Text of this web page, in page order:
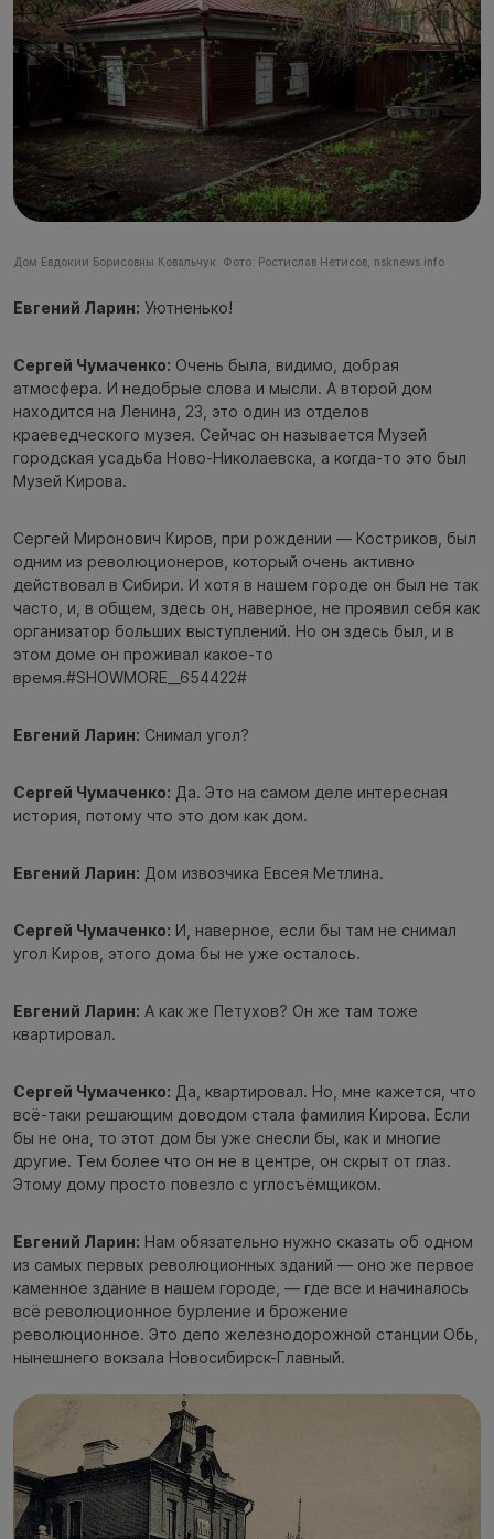
Дом Евдокии Борисовны Ковальчук. Фото: Ростислав Нетисов, nsknews.info
Евгений Ларин: Уютненько!
Сергей Чумаченко: Очень была, видимо, добрая
атмосфера. И недобрые слова и мысли. А второй дом
находится на Ленина, 23, это один из отделов
краеведческого музея. Сейчас он называется Музей
городская усадьба Ново-Николаевска, а когда-то это был
Музей Кирова.
Сергей Миронович Киров, при рождении — Костриков, был
одним из революционеров, который очень активно
действовал в Сибири. И хотя в нашем городе он был не так
часто, и, в общем, здесь он, наверное, не проявил себя как
организатор больших выступлений. Но он здесь был, и в
этом доме он проживал какое-то
время.#SHOWMORE__654422#
Евгений Ларин: Снимал угол?
Сергей Чумаченко: Да. Это на самом деле интересная
история, потому что это дом как дом.
Евгений Ларин: Дом извозчика Евсея Метлина.
Сергей Чумаченко: И, наверное, если бы там не снимал
угол Киров, этого дома бы не уже осталось.
Евгений Ларин: А как же Петухов? Он же там тоже
квартировал.
Сергей Чумаченко: Да, квартировал. Но, мне кажется, что
всё-таки решающим доводом стала фамилия Кирова. Если
бы не она, то этот дом бы уже снесли бы, как и многие
другие. Тем более что он не в центре, он скрыт от глаз.
Этому дому просто повезло с углосъёмщиком.
Евгений Ларин: Нам обязательно нужно сказать об одном
из самых первых революционных зданий — оно же первое
каменное здание в нашем городе, — где все и начиналось
всё революционное бурление и брожение
революционное. Это депо железнодорожной станции Обь,
нынешнего вокзала Новосибирск-Главный.